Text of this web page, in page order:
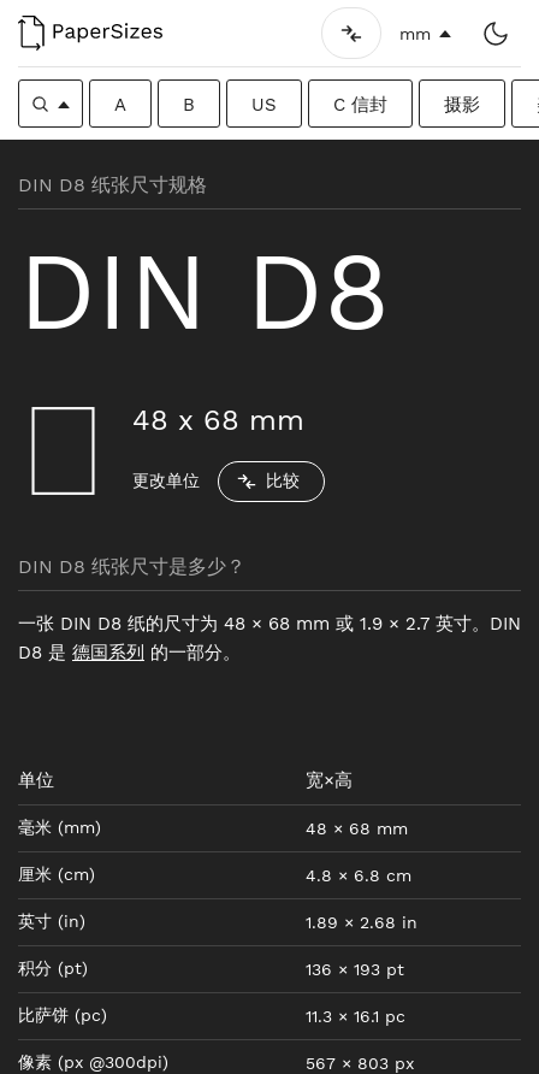
mm
A B US C 信封 摄影
DIN D8 纸张尺寸规格
DIN D8
48 x 68 mm
更改单位 比较
DIN D8 纸张尺寸是多少？
一张 DIN D8 纸的尺寸为 48 × 68 mm 或 1.9 × 2.7 英寸。DIN
D8 是 德国系列 的一部分。
单位 宽×高
毫米 (mm) 48 × 68 mm
厘米 (cm) 4.8 × 6.8 cm
英寸 (in) 1.89 × 2.68 in
积分 (pt) 136 × 193 pt
比萨饼 (pc) 11.3 × 16.1 pc
像素 (px @300dpi) 567 × 803 px